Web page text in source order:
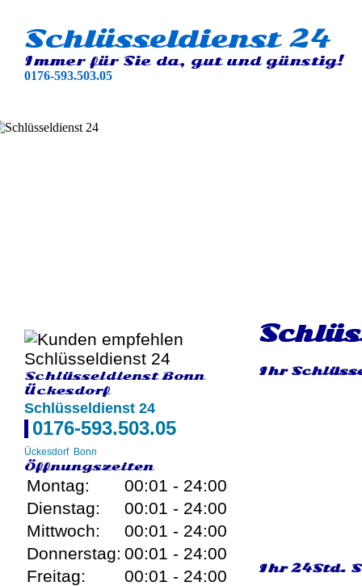
Schlüsseldienst 24
Immer für Sie da, gut und günstig!
0176-593.503.05
Schlüsseldienst Bonn
Ückesdorf
Schlüsseldienst 24
0176-593.503.05
Ückesdorf Bonn
Öffnungszeiten
Montag:
00:01 - 24:00
Dienstag:
00:01 - 24:00
Mittwoch:
00:01 - 24:00
Donnerstag: 00:01 - 24:00
Freitag:
00:01 - 24:00
Ihr
Ihr 24Std.